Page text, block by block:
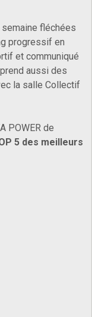
fléchées
progressif en
et communiqué
aussi des
la salle Collectif
POWER de
5 des meilleurs